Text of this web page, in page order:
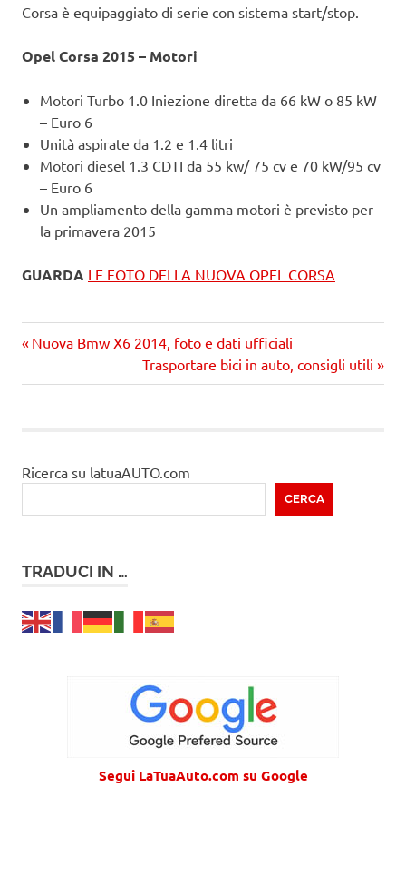
Corsa è equipaggiato di serie con sistema start/stop.
Opel Corsa 2015 – Motori
Motori Turbo 1.0 Iniezione diretta da 66 kW o 85 kW
– Euro 6
Unità aspirate da 1.2 e 1.4 litri
Motori diesel 1.3 CDTI da 55 kw/ 75 cv e 70 kW/95 cv
– Euro 6
Un ampliamento della gamma motori è previsto per
la primavera 2015
GUARDA LE FOTO DELLA NUOVA OPEL CORSA
Navigazione
articoli
Precedente
Nuova Bmw X6 2014, foto e dati ufficiali
Prossimo
articolo
Trasportare bici in auto, consigli utili
Ricerca su latuaAUTO.com
CERCA
TRADUCI IN …
Segui LaTuaAuto.com su Google